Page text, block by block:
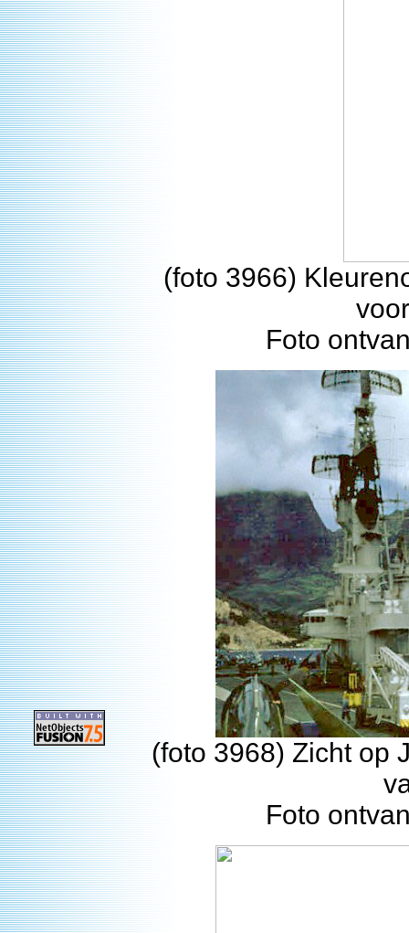
(foto 3966)
Foto
(foto 3968) Zicht op
Foto